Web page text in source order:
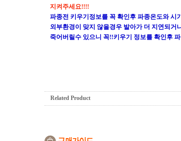
지켜주세요!!!!
파종전 키우기정보를 꼭 확인후 파종온도와 시
외부환경이 맞지 않을경우 발아가 더 지연되
죽어버릴수 있으니 꼭!!키우기 정보를 확인후
Related Product